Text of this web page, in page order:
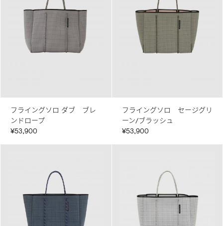
フライングソロ ダブ ブレ
ンドロープ
¥53,900
フライングソロ セージグリ
ーン/ブラッシュ
¥53,900